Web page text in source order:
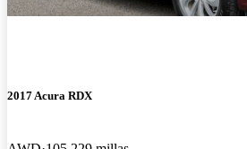
2017 Acura RDX